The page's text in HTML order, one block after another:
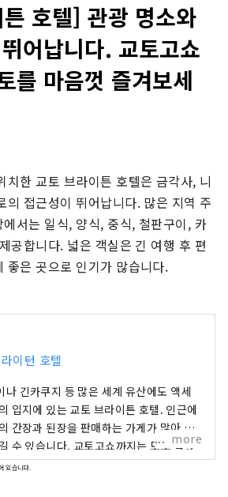
호텔] 관광 명소와
어납니다. 교토고쇼
를 마음껏 즐겨보세
치한 교토 브라이튼 호텔은 금각사, 니
의 접근성이 뛰어납니다. 많은 지역 주
서는 일식, 양식, 중식, 철판구이, 카
공합니다. 넓은 객실은 긴 여행 후 편
좋은 곳으로 인기가 많습니다.
이턴 호텔
나 긴카쿠지 등 많은 세계 유산에도 액세
입지에 있는 교토 브라이튼 호텔. 인근에
간장과 된장을 판매하는 가게가 많아 쇼
수 있습니다. 교토고쇼까지는 도보 약 5
워킹이나 러닝 코스에도 추천합니다. 또,
more
있습니다.